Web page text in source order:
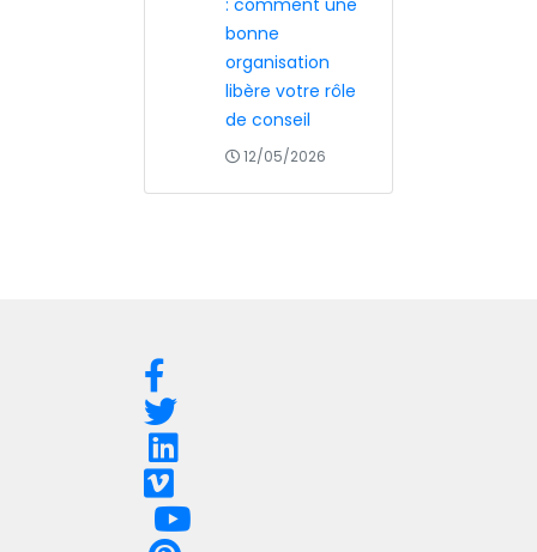
bonne
organisation
libère votre rôle
de conseil
12/05/2026